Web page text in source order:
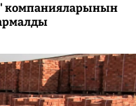
компанияларынын